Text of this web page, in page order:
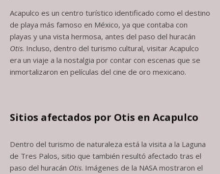
Acapulco es un centro turístico identificado como el destino
de playa más famoso en México, ya que contaba con
playas y una vista hermosa, antes del paso del huracán
Otis. Incluso, dentro del turismo cultural, visitar Acapulco
era un viaje a la nostalgia por contar con escenas que se
inmortalizaron en películas del cine de oro mexicano.
Sitios afectados por Otis en Acapulco
Dentro del turismo de naturaleza está la visita a la Laguna
de Tres Palos, sitio que también resultó afectado tras el
paso del huracán Otis. Imágenes de la NASA mostraron el